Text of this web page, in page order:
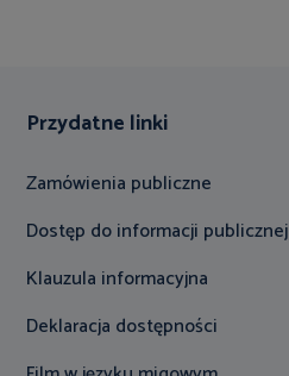
Przydatne linki
Zamówienia publiczne
Dostęp do informacji publicznej
Klauzula informacyjna
Deklaracja dostępności